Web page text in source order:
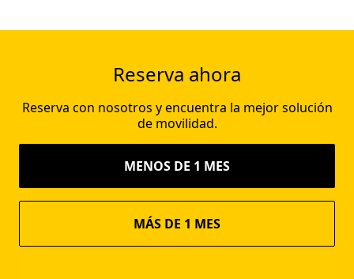
Reserva ahora
Reserva con nosotros y encuentra la mejor solución
de movilidad.
MENOS DE 1 MES
MÁS DE 1 MES